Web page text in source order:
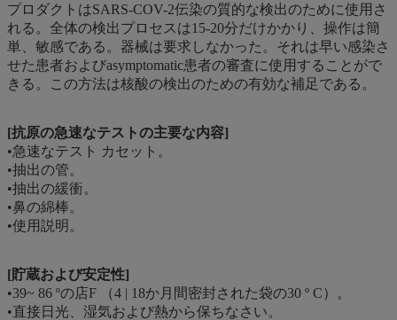
プロダクトはSARS-COV-2伝染の質的な検出のために使用さ
れる。全体の検出プロセスは15-20分だけかかり、操作は簡
単、敏感である。器械は要求しなかった。それは早い感染さ
せた患者およびasymptomatic患者の審査に使用することがで
きる。この方法は核酸の検出のための有効な補足である。
[抗原の急速なテストの主要な内容]
•急速なテスト カセット。
•抽出の管。
•抽出の緩衝。
•鼻の綿棒。
•使用説明。
[貯蔵および安定性]
•39~ 86 ºの店F （4 | 18か月間密封された袋の30 º C）。
•直接日光、湿気および熱から保ちなさい。